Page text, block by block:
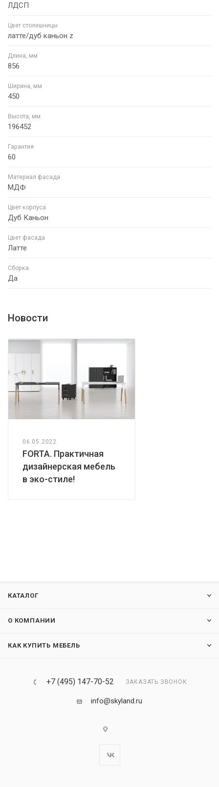
ЛДСП
Цвет столешницы
латте/дуб каньон z
Длина, мм
856
Ширина, мм
450
Высота, мм
196452
Гарантия
60
Материал фасада
МДФ
Цвет корпуса
Дуб Каньон
Цвет фасада
Латте
Сборка
Да
Новости
06.05.2022
FORTA. Практичная
дизайнерская мебель
в эко-стиле!
КАТАЛОГ
О КОМПАНИИ
КАК КУПИТЬ МЕБЕЛЬ
+7 (495) 147-70-52 ЗАКАЗАТЬ ЗВОНОК
info@skyland.ru